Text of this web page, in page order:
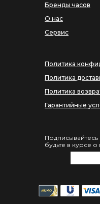
Подписывайтесь
будьте в курсе
Бренды часов
О нас
Сервис
Политика
Политика
Политика
Гарантийные